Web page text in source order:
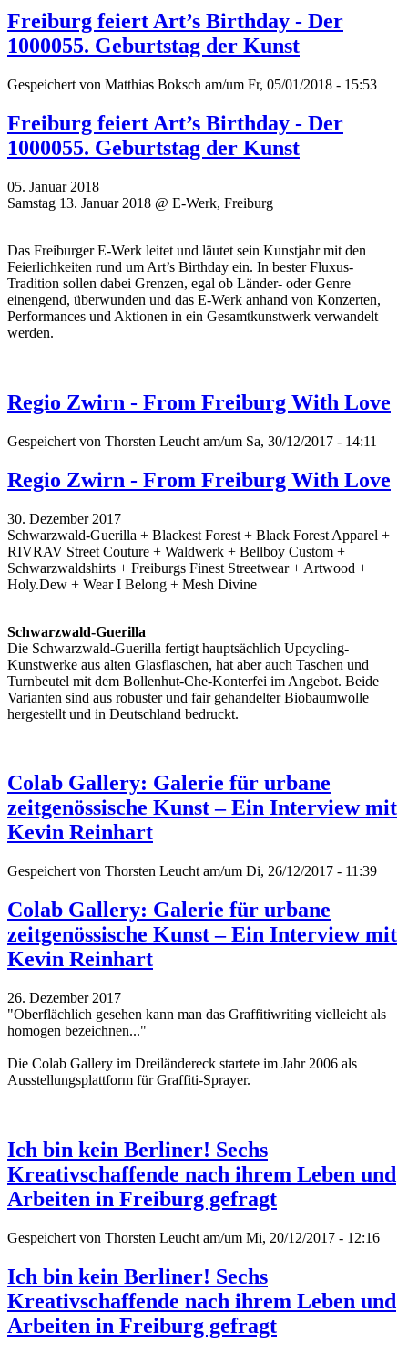
Freiburg feiert Art’s Birthday - Der
1000055. Geburtstag der Kunst
Gespeichert von Matthias Boksch am/um Fr, 05/01/2018 - 15:53
Freiburg feiert Art’s Birthday - Der
1000055. Geburtstag der Kunst
05. Januar 2018
Samstag 13. Januar 2018 @ E-Werk, Freiburg
Das Freiburger E-Werk leitet und läutet sein Kunstjahr mit den
Feierlichkeiten rund um Art’s Birthday ein. In bester Fluxus-
Tradition sollen dabei Grenzen, egal ob Länder- oder Genre
einengend, überwunden und das E-Werk anhand von Konzerten,
Performances und Aktionen in ein Gesamtkunstwerk verwandelt
werden.
Regio Zwirn - From Freiburg With Love
Gespeichert von Thorsten Leucht am/um Sa, 30/12/2017 - 14:11
Regio Zwirn - From Freiburg With Love
30. Dezember 2017
Schwarzwald-Guerilla + Blackest Forest + Black Forest Apparel +
RIVRAV Street Couture + Waldwerk + Bellboy Custom +
Schwarzwaldshirts + Freiburgs Finest Streetwear + Artwood +
Holy.Dew + Wear I Belong + Mesh Divine
Schwarzwald-Guerilla
Die Schwarzwald-Guerilla fertigt hauptsächlich Upcycling-
Kunstwerke aus alten Glasflaschen, hat aber auch Taschen und
Turnbeutel mit dem Bollenhut-Che-Konterfei im Angebot. Beide
Varianten sind aus robuster und fair gehandelter Biobaumwolle
hergestellt und in Deutschland bedruckt.
Colab Gallery: Galerie für urbane
zeitgenössische Kunst – Ein Interview mit
Kevin Reinhart
Gespeichert von Thorsten Leucht am/um Di, 26/12/2017 - 11:39
Colab Gallery: Galerie für urbane
zeitgenössische Kunst – Ein Interview mit
Kevin Reinhart
26. Dezember 2017
"Oberflächlich gesehen kann man das Graffitiwriting vielleicht als
homogen bezeichnen..."
Die Colab Gallery im Dreiländereck startete im Jahr 2006 als
Ausstellungsplattform für Graffiti-Sprayer.
Ich bin kein Berliner! Sechs
Kreativschaffende nach ihrem Leben und
Arbeiten in Freiburg gefragt
Gespeichert von Thorsten Leucht am/um Mi, 20/12/2017 - 12:16
Ich bin kein Berliner! Sechs
Kreativschaffende nach ihrem Leben und
Arbeiten in Freiburg gefragt